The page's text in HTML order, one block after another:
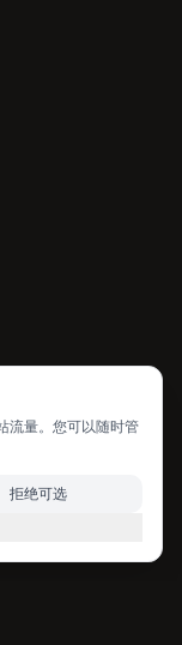
流量。您可以随时管
拒绝可选